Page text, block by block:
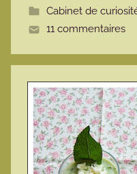
Cabinet de
11 commentaires